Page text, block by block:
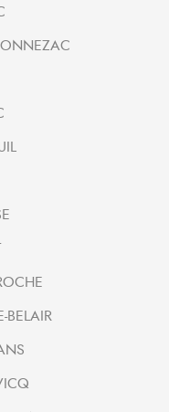
BELAIR